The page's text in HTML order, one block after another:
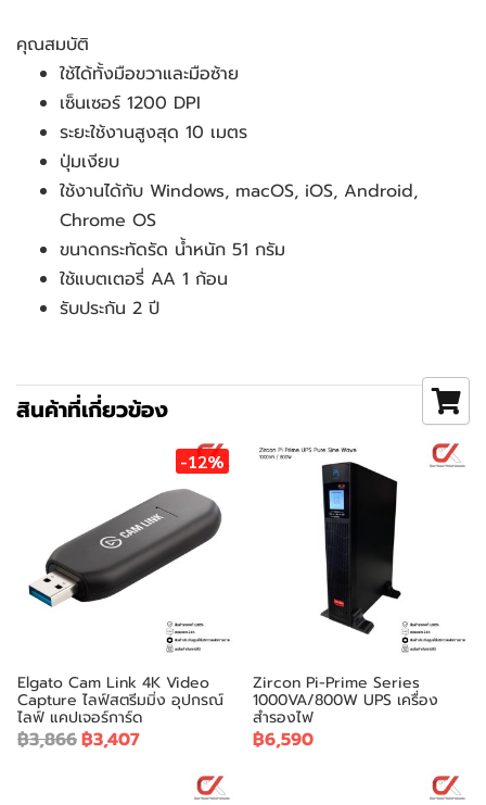
คุณสมบัติ
ใช้ได้ทั้งมือขวาและมือซ้าย
เซ็นเซอร์ 1200 DPI
ระยะใช้งานสูงสุด 10 เมตร
ปุ่มเงียบ
ใช้งานได้กับ Windows, macOS, iOS, Android,
Chrome OS
ขนาดกระทัดรัด น้ำหนัก 51 กรัม
ใช้แบตเตอรี่ AA 1 ก้อน
รับประกัน 2 ปี
สินค้าที่เกี่ยวข้อง
-12%
Elgato Cam Link 4K Video
Capture ไลฟ์สตรีมมิ่ง อุปกรณ์
ไลฟ์ แคปเจอร์การ์ด
฿3,866฿3,407
Zircon Pi-Prime Series
1000VA/800W UPS เครื่อง
สำรองไฟ
฿6,590